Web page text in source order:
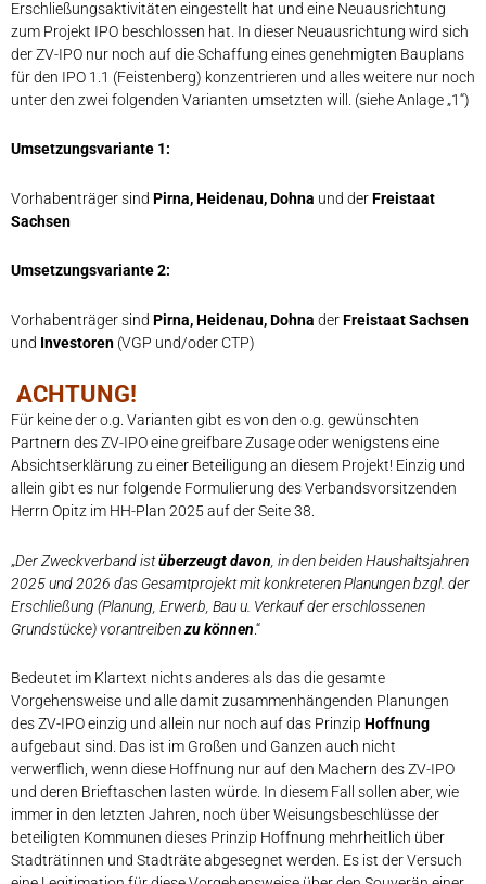
Erschließungsaktivitäten eingestellt hat und eine Neuausrichtung
zum Projekt IPO beschlossen hat. In dieser Neuausrichtung wird sich
der ZV-IPO nur noch auf die Schaffung eines genehmigten Bauplans
für den IPO 1.1 (Feistenberg) konzentrieren und alles weitere nur noch
unter den zwei folgenden Varianten umsetzten will. (siehe Anlage „1“)
Umsetzungsvariante 1:
Vorhabenträger sind Pirna, Heidenau, Dohna und derFreistaat
Sachsen
Umsetzungsvariante 2:
Vorhabenträger sind Pirna, Heidenau, Dohna derFreistaat Sachsen
und Investoren (VGP und/oder CTP)
ACHTUNG!
Für keine der o.g. Varianten gibt es von den o.g. gewünschten
Partnern des ZV-IPO eine greifbare Zusage oder wenigstens eine
Absichtserklärung zu einer Beteiligung an diesem Projekt! Einzig und
allein gibt es nur folgende Formulierung des Verbandsvorsitzenden
Herrn Opitz im HH-Plan 2025 auf der Seite 38.
„Der Zweckverband istüberzeugt davon , in den beiden Haushaltsjahren
2025 und 2026 das Gesamtprojekt mit konkreteren Planungen bzgl. der
Erschließung (Planung, Erwerb, Bau u. Verkauf der erschlossenen
Grundstücke) vorantreibenzu können.“
Bedeutet im Klartext nichts anderes als das die gesamte
Vorgehensweise und alle damit zusammenhängenden Planungen
des ZV-IPO einzig und allein nur noch auf das Prinzip Hoffnung
aufgebaut sind. Das ist im Großen und Ganzen auch nicht
verwerflich, wenn diese Hoffnung nur auf den Machern des ZV-IPO
und deren Brieftaschen lasten würde. In diesem Fall sollen aber, wie
immer in den letzten Jahren, noch über Weisungsbeschlüsse der
beteiligten Kommunen dieses Prinzip Hoffnung mehrheitlich über
Stadträtinnen und Stadträte abgesegnet werden. Es ist der Versuch